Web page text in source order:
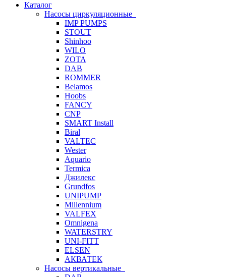
Каталог
Насосы циркуляционные
IMP PUMPS
STOUT
Shinhoo
WILO
ZOTA
DAB
ROMMER
Belamos
Hoobs
FANCY
CNP
SMART Install
Biral
VALTEC
Wester
Aquario
Termica
Джилекс
Grundfos
UNIPUMP
Millennium
VALFEX
Omnigena
WATERSTRY
UNI-FITT
ELSEN
АКВАТЕК
Насосы вертикальные